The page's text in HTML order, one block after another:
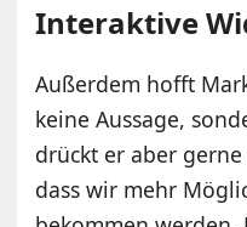
Interaktive
Außerdem hofft
keine Aussage,
drückt er aber
dass wir mehr